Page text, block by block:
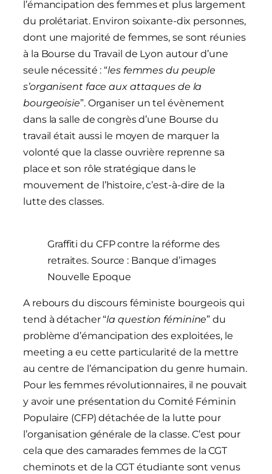
l’émancipation des femmes et plus largement
du prolétariat. Environ soixante-dix personnes,
dont une majorité de femmes, se sont réunies
à la Bourse du Travail de Lyon autour d’une
seule nécessité : “les femmes du peuple
s’organisent face aux attaques de la
bourgeoisie”. Organiser un tel évènement
dans la salle de congrès d’une Bourse du
travail était aussi le moyen de marquer la
volonté que la classe ouvrière reprenne sa
place et son rôle stratégique dans le
mouvement de l’histoire, c’est-à-dire de la
lutte des classes.
Graffiti du CFP contre la réforme des
retraites. Source : Banque d’images
Nouvelle Epoque
A rebours du discours féministe bourgeois qui
tend à détacher “la question féminine” du
problème d’émancipation des exploitées, le
meeting a eu cette particularité de la mettre
au centre de l’émancipation du genre humain.
Pour les femmes révolutionnaires, il ne pouvait
y avoir une présentation du Comité Féminin
Populaire (CFP) détachée de la lutte pour
l’organisation générale de la classe. C’est pour
cela que des camarades femmes de la CGT
cheminots et de la CGT étudiante sont venus